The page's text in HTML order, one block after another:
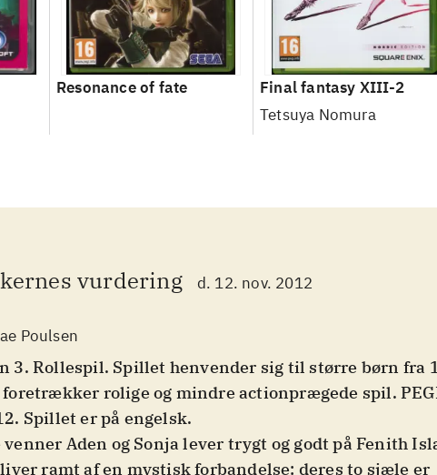
Resonance of fate
Final fantasy XIII-2
Tetsuya Nomura
vurdering d. 12. nov. 2012
Poulsen
3. Rollespil. Spillet henvender sig til større børn fra
foretrækker rolige og mindre actionprægede spil.
Spillet er på engelsk.
venner Aden og Sonja lever trygt og godt på Fenith
ramt af en mystisk forbandelse: deres to sjæle er